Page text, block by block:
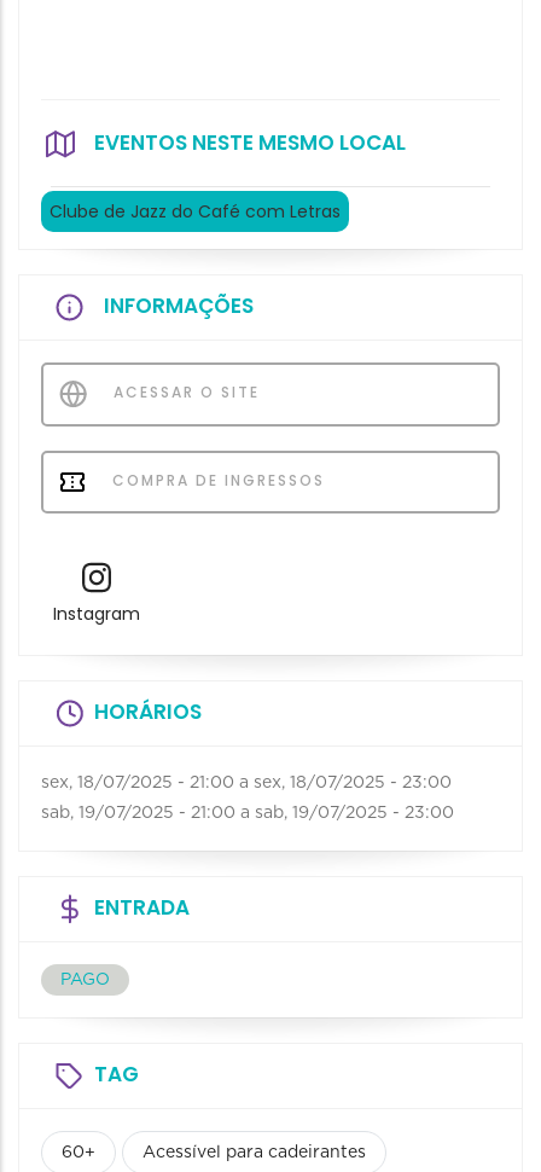
EVENTOS NESTE MESMO LOCAL
Clube de Jazz do Café com Letras
INFORMAÇÕES
ACESSAR O SITE
COMPRA DE INGRESSOS
Instagram
HORÁRIOS
sex, 18/07/2025 - 21:00 a sex, 18/07/2025 - 23:00
sab, 19/07/2025 - 21:00 a sab, 19/07/2025 - 23:00
ENTRADA
PAGO
TAG
60+ Acessível para cadeirantes